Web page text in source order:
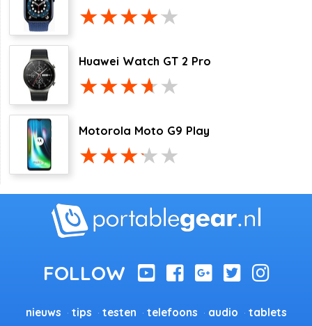
Huawei Watch GT 2 Pro
Motorola Moto G9 Play
nieuws tips testen telefoons audio tablets